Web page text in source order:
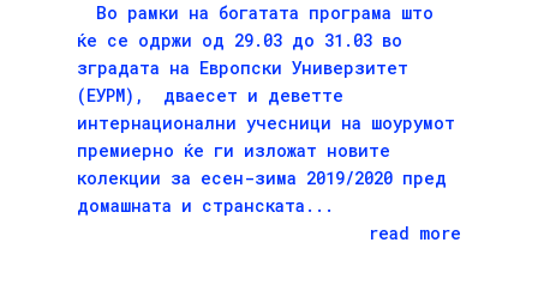
Во рамки на богатата програма што
ќе се одржи од 29.03 до 31.03 во
зградата на Европски Универзитет
(ЕУРМ), дваесет и деветте
интернационални учесници на шоурумот
премиерно ќе ги изложат новите
колекции за есен-зима 2019/2020 пред
домашната и странската...
read more